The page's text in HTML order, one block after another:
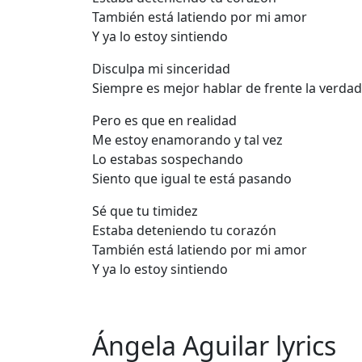
También está latiendo por mi amor
Y ya lo estoy sintiendo
Disculpa mi sinceridad
Siempre es mejor hablar de frente la verdad
Pero es que en realidad
Me estoy enamorando y tal vez
Lo estabas sospechando
Siento que igual te está pasando
Sé que tu timidez
Estaba deteniendo tu corazón
También está latiendo por mi amor
Y ya lo estoy sintiendo
Ángela Aguilar lyrics